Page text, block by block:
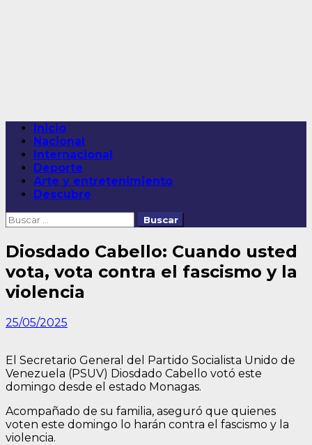
Menú
principal
Inicio
Nacional
Internacional
Deporte
Arte y entretenimiento
Descubre
Buscar:
Diosdado Cabello: Cuando usted
vota, vota contra el fascismo y la
violencia
25/05/2025
El Secretario General del Partido Socialista Unido de
Venezuela (PSUV) Diosdado Cabello votó este
domingo desde el estado Monagas.
Acompañado de su familia, aseguró que quienes
voten este domingo lo harán contra el fascismo y la
violencia.